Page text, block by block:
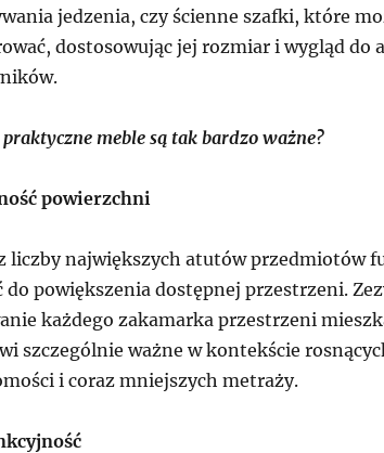
jedzenia, czy ścienne szafki, które
dostosowując jej rozmiar i wygląd do
praktyczne meble są tak bardzo ważne?
powierzchni
liczby największych atutów przedmiotów
do powiększenia dostępnej przestrzeni.
każdego zakamarka przestrzeni
szczególnie ważne w kontekście
i coraz mniejszych metraży.